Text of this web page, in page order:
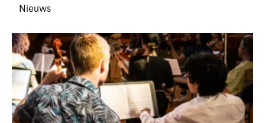
Nieuws